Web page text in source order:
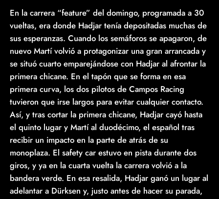
En la carrera “feature” del domingo, programada a 30
vueltas, era donde Hadjar tenía depositadas muchas de
sus esperanzas. Cuando los semáforos se apagaron, de
nuevo Martí volvió a protagonizar una gran arrancada y
se situó cuarto emparejándose con Hadjar al afrontar la
primera chicane. En el tapón que se forma en esa
primera curva, los dos pilotos de Campos Racing
tuvieron que irse largos para evitar cualquier contacto.
Así, y tras cortar la primera chicane, Hadjar cayó hasta
el quinto lugar y Martí al duodécimo, el español tras
recibir un impacto en la parte de atrás de su
monoplaza. El safety car estuvo en pista durante dos
giros, y ya en la cuarta vuelta la carrera volvió a la
bandera verde. En esa resalida, Hadjar ganó un lugar al
adelantar a Dürksen y, justo antes de hacer su parada,